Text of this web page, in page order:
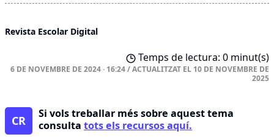
Revista Escolar Digital
Temps de lectura: 0 minut(s)
6 DE NOVEMBRE DE 2024 · 16:24/ACTUALITZAT EL 10 DE NOVEMBRE DE
2025
CR
Si vols treballar més sobre aquest tema
consulta tots els recursos aquí.